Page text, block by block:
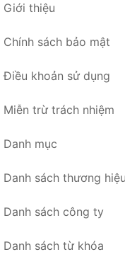
Giới thiệu
Chính sách bảo mật
Điều khoản sử dụng
Miễn trừ trách nhiệm
Danh mục
Danh sách thương hiệu
Danh sách công ty
Danh sách từ khóa